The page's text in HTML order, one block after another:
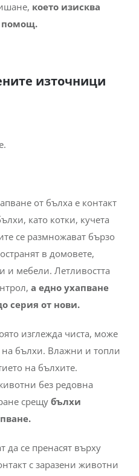
което изисква
помощ.
източници
от бълха е контакт
като котки, кучета
се размножават бързо
в домовете,
и мебели. Летливостта
а едно ухапване
серия от нови.
изглежда чиста, може
бълхи. Влажни и топли
на бълхите.
без редовна
срещу бълхи
да се пренасят върху
с заразени животни